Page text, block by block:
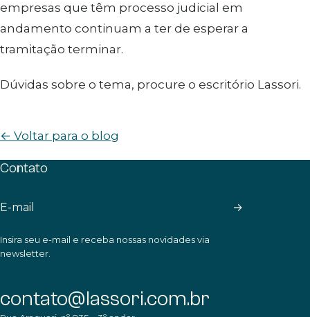
empresas que têm processo judicial em
andamento continuam a ter de esperar a
tramitação terminar.
Dúvidas sobre o tema, procure o escritório Lassori.
← Voltar para o blog
Contato
→
Insira seu e-mail e receba nossas novidades via
newsletter.
contato@lassori.com.br